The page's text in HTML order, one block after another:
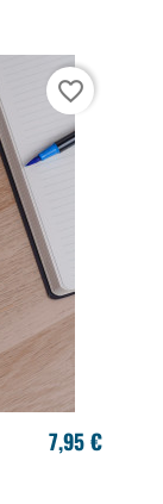
7,95 €
favorite_border